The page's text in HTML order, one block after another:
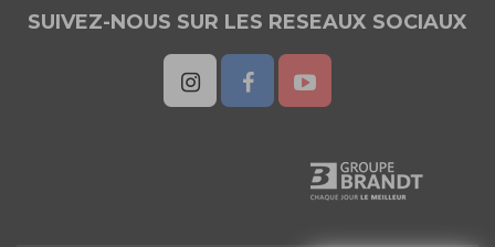
SUIVEZ-NOUS SUR LES RESEAUX SOCIAUX